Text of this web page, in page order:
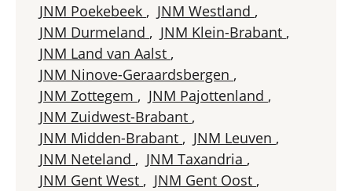
JNM Poekebeek , JNM Westland ,
JNM Durmeland , JNM Klein-Brabant ,
JNM Land van Aalst ,
JNM Ninove-Geraardsbergen ,
JNM Zottegem , JNM Pajottenland ,
JNM Zuidwest-Brabant ,
JNM Midden-Brabant , JNM Leuven ,
JNM Neteland , JNM Taxandria ,
JNM Gent West , JNM Gent Oost ,